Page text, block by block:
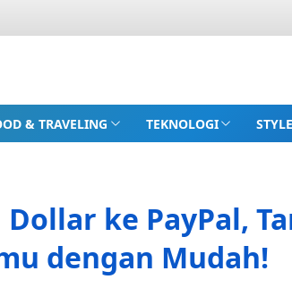
& TRAVELING TEKNOLOGI STYLE
ke PayPal,
dengan Mudah!